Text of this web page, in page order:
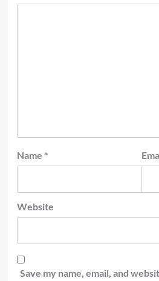
Name *
Website
Save my name, email, and